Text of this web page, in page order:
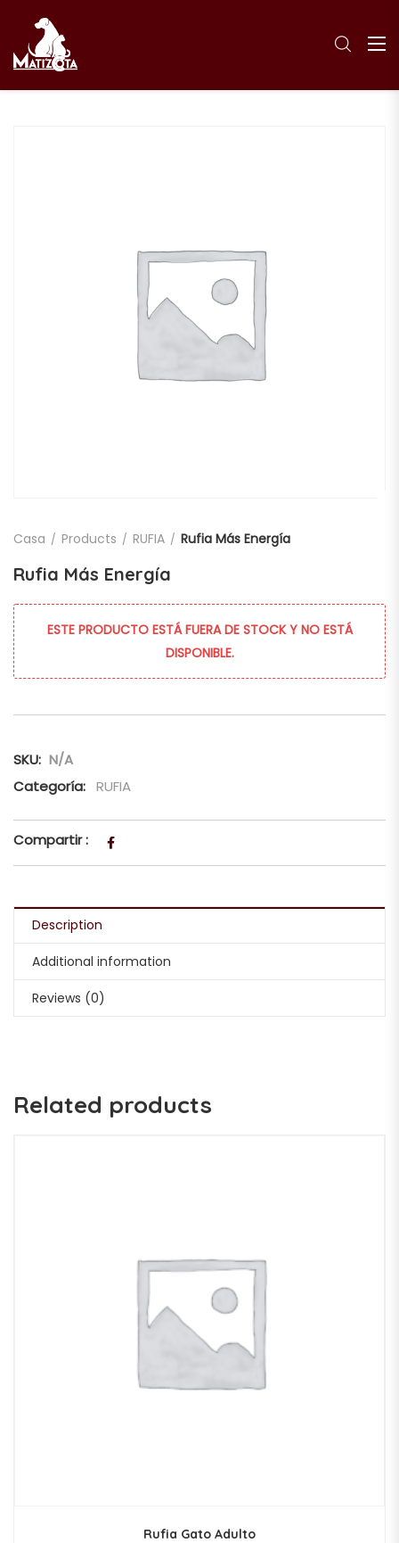
Casa Products RUFIA Rufia Más Energía
Rufia Más Energía
ESTE PRODUCTO ESTÁ FUERA DE STOCK Y NO ESTÁ
DISPONIBLE.
SKU: N/A
Categoría: RUFIA
Compartir :
Description
Additional information
Reviews (0)
Related products
Rufia Gato Adulto